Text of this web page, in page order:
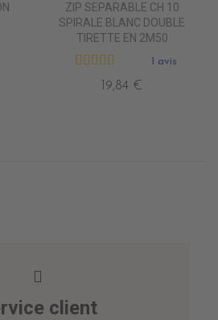
ZIP SEPARABLE CH 10
SPIRALE BLANC DOUBLE
TIRETTE EN 2M50
1 avis
19,84 €
client